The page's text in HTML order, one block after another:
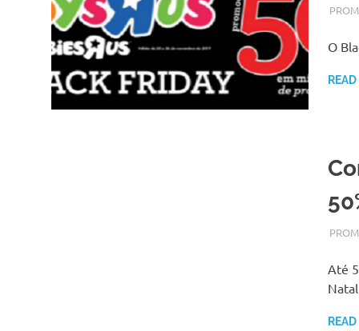
O
Até